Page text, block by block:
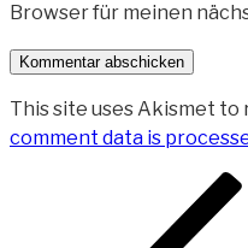
Browser für meinen
This site uses Akismet to
comment data is